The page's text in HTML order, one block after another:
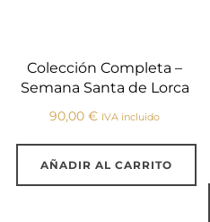
Colección Completa –
Semana Santa de Lorca
90,00€ IVA incluido
AÑADIR AL CARRITO